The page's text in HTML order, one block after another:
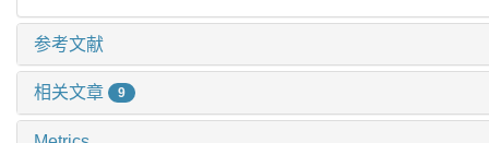
参考文献
相关文章 9